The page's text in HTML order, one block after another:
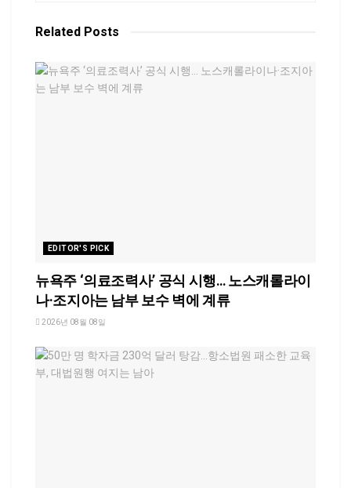
Related Posts
EDITOR'S PICK
뉴욕주 ‘의료조력사’ 공식 시행… 노스캐롤라이
나·조지아는 남부 보수 벽에 계류
2026년 08월 08일